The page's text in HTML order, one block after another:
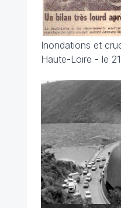
Inondations et
Haute-Loire - le